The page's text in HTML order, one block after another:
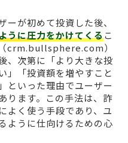
が初めて投資した後、
うに圧力をかけてくるこ
crm.bullsphere.com）
、次第に「より大きな投
」「投資額を増やすこと
といった理由でユーザー
ります。この手法は、詐
よく使う手段であり、ユ
ように仕向けるための心